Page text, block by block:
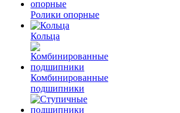
Ролики опорные
Кольца
Комбинированные
подшипники